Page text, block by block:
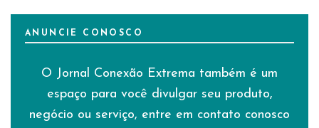
ANUNCIE CONOSCO
O Jornal Conexão Extrema também é um
espaço para você divulgar seu produto,
negócio ou serviço, entre em contato conosco